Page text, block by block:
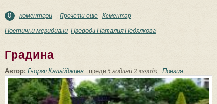
0 коментари Прочети още about В първо лице, единствено число
Коментар
Поетични меридиани Преводи Наталия Недялкова
Градина
Автор: Гьорги Калайджиев преди6 години 2 months Поезия